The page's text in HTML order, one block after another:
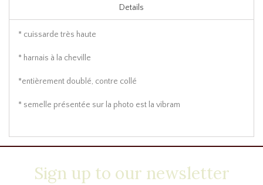
Details
* cuissarde très haute
* harnais à la cheville
*entièrement doublé, contre collé
* semelle présentée sur la photo est la vibram
Sign up to our newsletter